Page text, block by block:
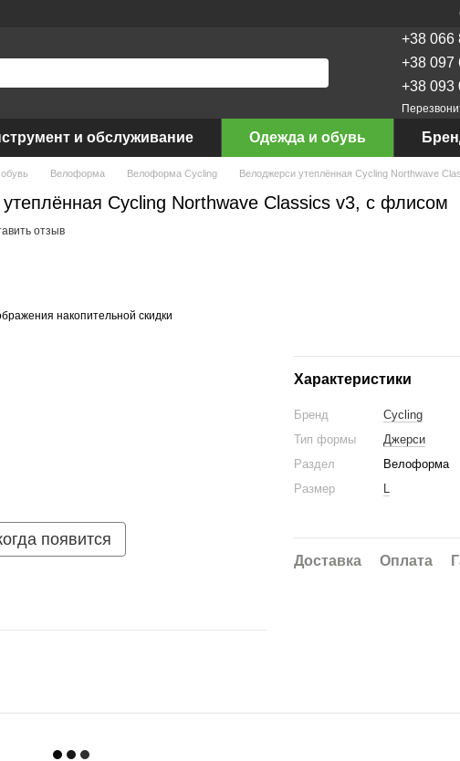
+38 066
+38 097
+38 093
и обслуживание Одежда и обувь
Велоформа Велоформа Cycling Велоджерси утеплённая Cycling Northwave
Cycling Northwave Classics v3, с флисом
отзыв
накопительной скидки
появится
Характеристики
Бренд
Cycling
Тип формы
Джерси
Раздел
Велоформа
Размер
L
Доставка Оплата